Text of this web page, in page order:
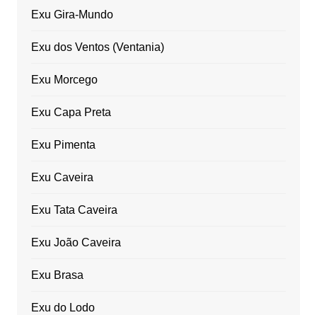
Exu Gira-Mundo
Exu dos Ventos (Ventania)
Exu Morcego
Exu Capa Preta
Exu Pimenta
Exu Caveira
Exu Tata Caveira
Exu João Caveira
Exu Brasa
Exu do Lodo